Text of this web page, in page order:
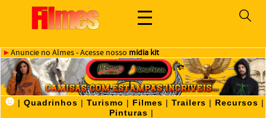
►Anuncie no Almes - Acesse nosso midia kit
☻| Quadrinhos | Turismo | Filmes | Trailers | Recursos |
Pinturas |